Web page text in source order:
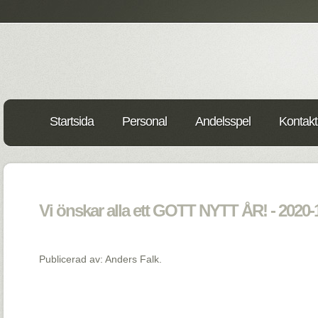
Startsida Personal Andelsspel
Vi önskar alla ett GOTT NYTT ÅR! - 2020-
Publicerad av: Anders Falk.